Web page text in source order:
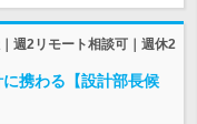
週2リモート相談可｜週休2
に携わる【設計部長候